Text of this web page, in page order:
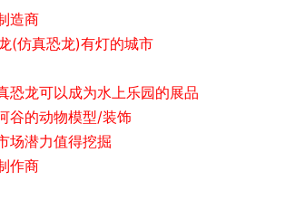
造商
(仿真恐龙)有灯的城市
恐龙可以成为水上乐园的展品
谷的动物模型/装饰
场潜力值得挖掘
作商